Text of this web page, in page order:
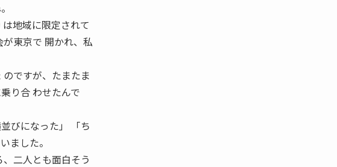
地域に限定されて
が東京で 開かれ、私
ですが、たまたま
り合 わせたんで
びになった」 「ち
ました。
二人とも面白そう